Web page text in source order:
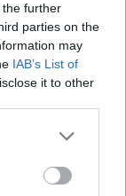
further
parties on the
may
IAB’s List of
it to other
more Google
may click to
party tags to